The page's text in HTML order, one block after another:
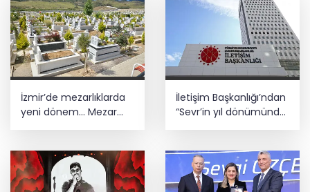
İzmir’de mezarlıklarda
yeni dönem... Mezar
İletişim Başkanlığı’ndan
“Sevr’in yıl dönümünde